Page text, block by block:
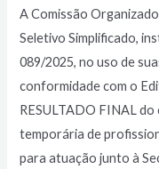
A Comissão
Seletivo Simplificado,
089/2025, no uso de
conformidade com o
RESULTADO FINAL
temporária de
para atuação junto à